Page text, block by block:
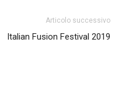
Articolo successivo
Italian Fusion Festival 2019